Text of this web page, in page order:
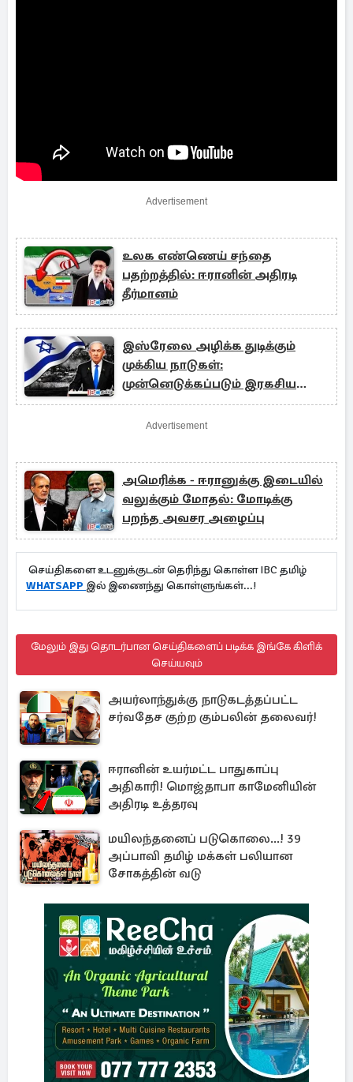
Advertisement
உலக எண்ணெய் சந்தை
பதற்றத்தில்: ஈரானின் அதிரடி
தீர்மானம்
இஸ்ரேலை அழிக்க துடிக்கும்
முக்கிய நாடுகள்:
முன்னெடுக்கப்படும் இரகசிய
நடவடிக்கைகள்
Advertisement
அமெரிக்க - ஈரானுக்கு இடையில்
வலுக்கும் மோதல்: மோடிக்கு
பறந்த அவசர அழைப்பு
செய்திகளை உடனுக்குடன் தெரிந்து கொள்ள IBC தமிழ்
WHATSAPP இல் இணைந்து கொள்ளுங்கள்...!
மேலும் இது தொடர்பான செய்திகளைப் படிக்க இங்கே கிளிக்
செய்யவும்
அயர்லாந்துக்கு நாடுகடத்தப்பட்ட
சர்வதேச குற்ற கும்பலின் தலைவர்!
ஈரானின் உயர்மட்ட பாதுகாப்பு
அதிகாரி! மொஜ்தாபா காமேனியின்
அதிரடி உத்தரவு
மயிலந்தனைப் படுகொலை...! 39
அப்பாவி தமிழ் மக்கள் பலியான
சோகத்தின் வடு